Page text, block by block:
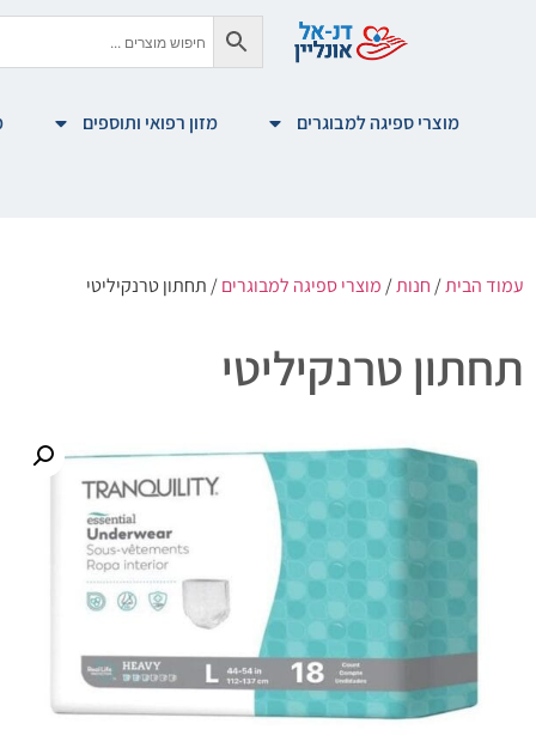
מוצרי ספיגה למבוגרים מזון רפואי ותוספים
עמוד הבית/ חנות/ מוצרי ספיגה למבוגרים/ תחתון טרנקיליטי
תחתון טרנקיליטי